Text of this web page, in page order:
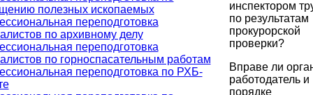
полезных ископаемых
переподготовка
по архивному делу
переподготовка
по горноспасательным работам
переподготовка по РХБ-
инспектором
по результатам
прокурорской
проверки?
Вправе ли
работодатель и
порядке